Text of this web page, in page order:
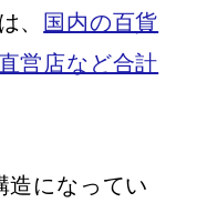
、 国内の百貨
営店など合計
造になってい